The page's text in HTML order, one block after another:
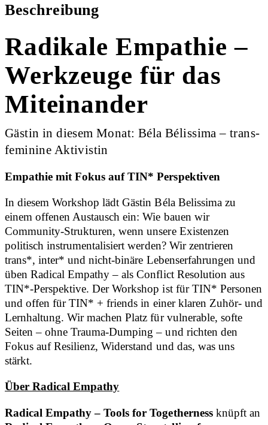
Beschreibung
Radikale Empathie –
Werkzeuge für das
Miteinander
Gästin in diesem Monat: Béla Bélissima – trans-
feminine Aktivistin
Empathie mit Fokus auf TIN* Perspektiven
In diesem Workshop lädt Gästin Béla Belissima zu
einem offenen Austausch ein: Wie bauen wir
Community-Strukturen, wenn unsere Existenzen
politisch instrumentalisiert werden? Wir zentrieren
trans*, inter* und nicht-binäre Lebenserfahrungen und
üben Radical Empathy – als Conflict Resolution aus
TIN*-Perspektive. Der Workshop ist für TIN* Personen
und offen für TIN* + friends in einer klaren Zuhör- und
Lernhaltung. Wir machen Platz für vulnerable, softe
Seiten – ohne Trauma-Dumping – und richten den
Fokus auf Resilienz, Widerstand und das, was uns
stärkt.
Über Radical Empathy
Radical Empathy – Tools for Togethernessknüpft an